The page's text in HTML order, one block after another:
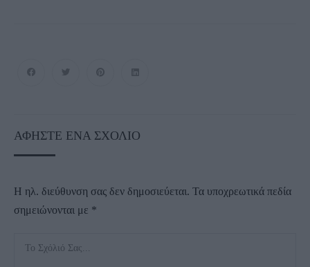
ΑΦΉΣΤΕ ΈΝΑ ΣΧΌΛΙΟ
Η ηλ. διεύθυνση σας δεν δημοσιεύεται. Τα υποχρεωτικά πεδία
σημειώνονται με *